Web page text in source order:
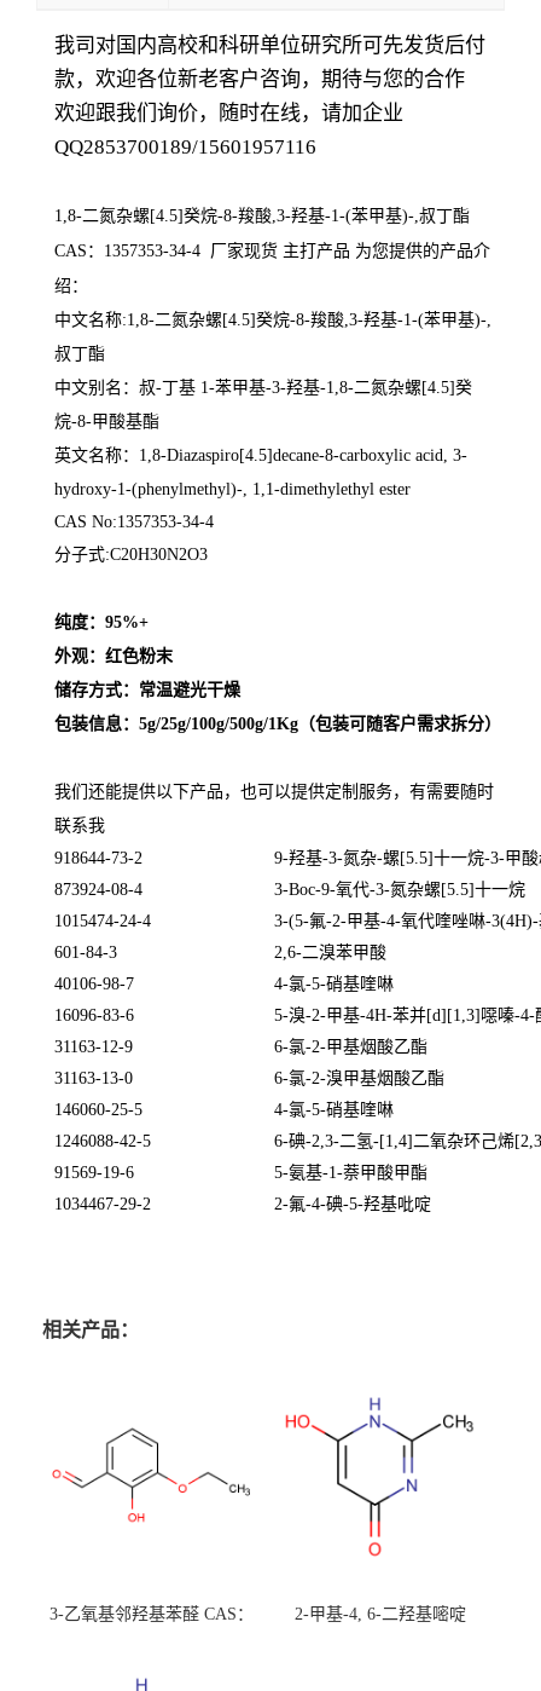
我司对国内高校和科研单位研究所可先发货后付
款，欢迎各位新老客户咨询，期待与您的合作
欢迎跟我们询价，随时在线，请加企业
QQ2853700189/15601957116
1,8-二氮杂螺[4.5]癸烷-8-羧酸,3-羟基-1-(苯甲基)-,叔丁酯
CAS：1357353-34-4 厂家现货 主打产品 为您提供的产品介
绍 ：
中文名称:1,8-二氮杂螺[4.5]癸烷-8-羧酸,3-羟基-1-(苯甲基)-,
叔丁酯
中文别名： 叔-丁基 1-苯甲基-3-羟基-1,8-二氮杂螺[4.5]癸
烷-8-甲酸基酯
英文名称： 1,8-Diazaspiro[4.5]decane-8-carboxylic acid, 3-
hydroxy-1-(phenylmethyl)-, 1,1-dimethylethyl ester
CAS No:1357353-34-4
分子式:C20H30N2O3
纯度：95%+
外观：红色粉末
储存方式：常温避光干燥
包装信息：5g/25g/100g/500g/1Kg（包装可随客户需求拆分）
我们还能提供以下产品，也可以提供定制服务，有需要随时
联系我
918644-73-2
9-羟基-3-氮杂-螺[5.5]十一烷-3-甲
873924-08-4
3-Boc-9-氧代-3-氮杂螺[5.5]十一烷
1015474-24-4
3-(5-氟-2-甲基-4-氧代喹唑啉-3(4H)-
601-84-3
2,6-二溴苯甲酸
40106-98-7
4-氯-5-硝基喹啉
16096-83-6
5-溴-2-甲基-4H-苯并[d][1,3] 噁嗪-4-
31163-12-9
6-氯-2-甲基烟酸乙酯
31163-13-0
6-氯-2-溴甲基烟酸乙酯
146060-25-5
4-氯-5-硝基喹啉
1246088-42-5
6-碘-2,3-二氢-[1,4]二氧杂环己烯
91569-19-6
5-氨基-1-萘甲酸甲酯
1034467-29-2
2-氟-4-碘-5-羟基吡啶
相关产品：
3-乙氧基邻羟基苯醛 CAS：
校可先用后付
2-甲基-4, 6-二羟基嘧啶